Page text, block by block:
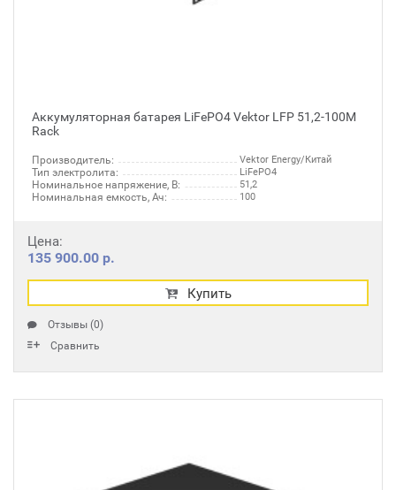
Аккумуляторная батарея LiFePO4 Vektor LFP 51,2-100M
Rack
Производитель: Vektor Energy/Китай
Тип электролита: LiFePO4
Номинальное напряжение, В: 51,2
Номинальная емкость, Ач: 100
Цена:
135 900.00 р.
Купить
Отзывы (0)
Сравнить